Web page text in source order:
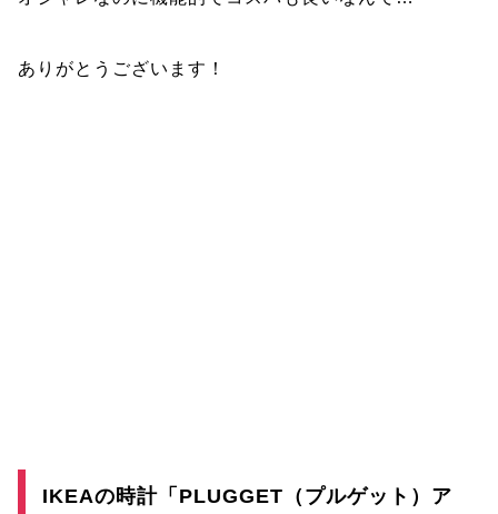
ありがとうございます！
IKEAの時計「PLUGGET（プルゲット）ア